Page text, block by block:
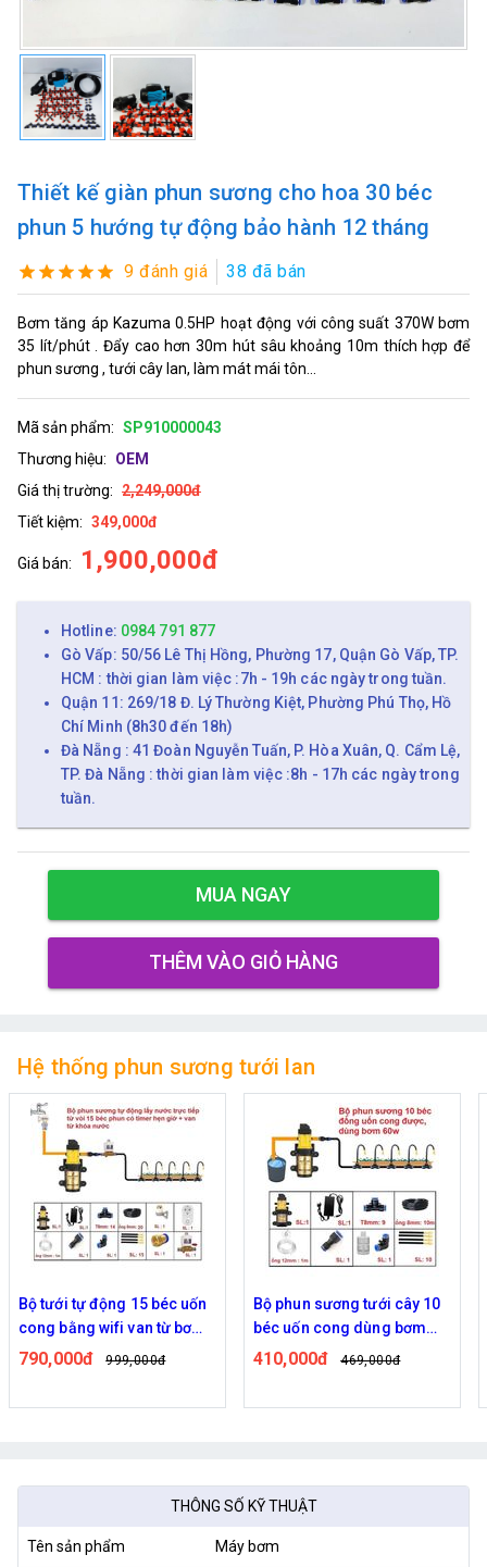
Thiết kế giàn phun sương cho hoa 30 béc
phun 5 hướng tự động bảo hành 12 tháng
9 đánh giá 38 đã bán
Bơm tăng áp Kazuma 0.5HP hoạt động với công suất 370W bơm
35 lít/phút . Đẩy cao hơn 30m hút sâu khoảng 10m thích hợp để
phun sương , tưới cây lan, làm mát mái tôn...
Mã sản phẩm: SP910000043
Thương hiệu:
OEM
Giá thị trường: 2,249,000đ
Tiết kiệm: 349,000đ
Giá bán: 1,900,000đ
Hotline: 0984 791 877
Gò Vấp: 50/56 Lê Thị Hồng, Phường 17, Quận Gò Vấp, TP.
HCM : thời gian làm việc :7h - 19h các ngày trong tuần.
Quận 11: 269/18 Đ. Lý Thường Kiệt, Phường Phú Thọ, Hồ
Chí Minh (8h30 đến 18h)
Đà Nẵng : 41 Đoàn Nguyễn Tuấn, P. Hòa Xuân, Q. Cẩm Lệ,
TP. Đà Nẵng : thời gian làm việc :8h - 17h các ngày trong
tuần.
MUA NGAY
THÊM VÀO GIỎ HÀNG
Hệ thống phun sương tưới lan
Bộ phun sương tưới cây 10
béc uốn cong dùng bơm
60w
410,000đ 469,000đ
Bộ phun sương tưới cây
béc uốn cong dùng bơm
60w
470,000đ 559,000đ
THÔNG SỐ KỸ THUẬT
Tên sản phẩm Máy bơm